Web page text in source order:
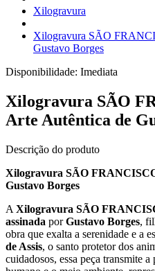
Xilogravura
Xilogravura SÃO
Gustavo Borges
Disponibilidade: Imediata
Xilogravura SÃO
Arte Autêntica de
Descrição do produto
Xilogravura SÃO
Gustavo Borges
A Xilogravura SÃO
assinada porGustavo Borges,
obra que exalta a serenidade e a
de Assis, o santo protetor dos
cuidadosos, essa peça transmite